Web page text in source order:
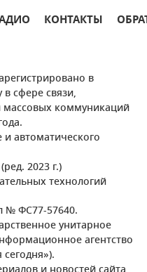
КОНТАКТЫ
в
сфере связи,
коммуникаций
автоматического
2023 г.)
технологий
№ ФС77-57640.
унитарное
агентство